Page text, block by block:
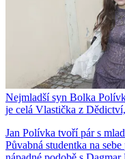
Nejmladší syn Bolka
je celá Vlastička z
Jan Polívka tvoří pár s
Půvabná studentka na